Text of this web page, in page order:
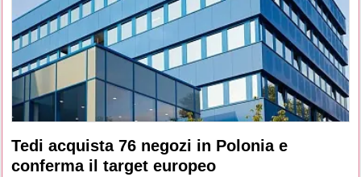
Tedi acquista 76 negozi in Polonia e
conferma il target europeo